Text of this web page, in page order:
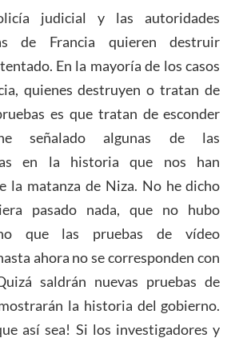
judicial y las autoridades
de Francia quieren destruir
En la mayoría de los casos
quienes destruyen o tratan de
es que tratan de esconder
señalado algunas de las
en la historia que nos han
la matanza de Niza. No he dicho
pasado nada, que no hubo
que las pruebas de vídeo
ahora no se corresponden con
saldrán nuevas pruebas de
la historia del gobierno.
así sea! Si los investigadores y